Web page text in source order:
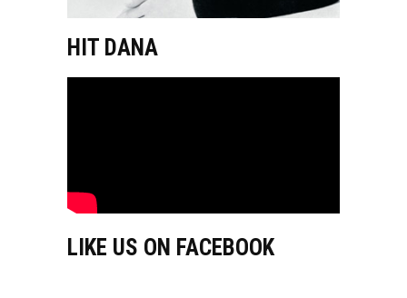
HIT DANA
LIKE US ON FACEBOOK